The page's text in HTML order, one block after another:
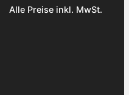
Alle Preise inkl. MwSt.